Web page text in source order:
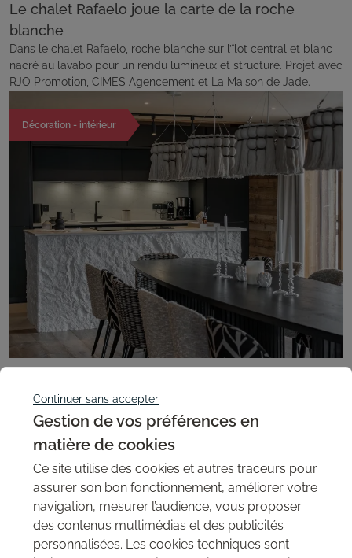
Le chalet Rafaelo joue la carte de la roche
blanche
Dans le chalet Rafaelo, roche blanche sur l’îlot central et blanc
nacré au lavabo pour un rendu lumineux et structuré. Projet avec
RJO Promotion, CIMES Agencement et La Maison de Jade.
Décoration - intérieur
Mur en brique Macizo New-York pour la laverie
Les Lavoirs de St Jean
Les Lavoirs de St Jean adoptent les panneaux brique Macizo
New-York pour une laverie au style industriel et atypique.
Travaux par @travauximmersion.
Commerces
Continuer sans accepter
Gestion de vos préférences en
matière de cookies
Ce site utilise des cookies et autres traceurs pour
assurer son bon fonctionnement, améliorer votre
navigation, mesurer l’audience, vous proposer
des contenus multimédias et des publicités
personnalisées. Les cookies techniques sont